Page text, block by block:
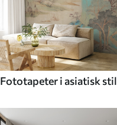
Fototapeter i asiatisk stil